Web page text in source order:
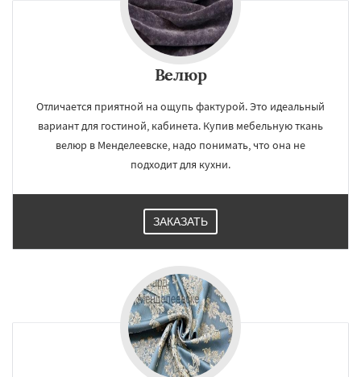
Велюр
Отличается приятной на ощупь фактурой. Это идеальный
вариант для гостиной, кабинета. Купив мебельную ткань
велюр в Менделеевске, надо понимать, что она не
подходит для кухни.
ЗАКАЗАТЬ